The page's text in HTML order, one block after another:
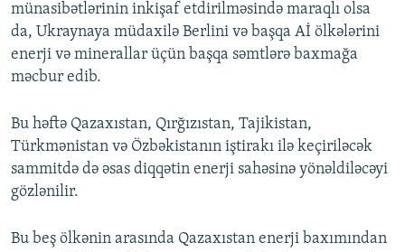
münasibətlərinin inkişaf etdirilməsində maraqlı olsa
da, Ukraynaya müdaxilə Berlini və başqa Aİ ölkələrini
enerji və minerallar üçün başqa səmtlərə baxmağa
məcbur edib.
Bu həftə Qazaxıstan, Qırğızıstan, Tajikistan,
Türkmənistan və Özbəkistanın iştirakı ilə keçiriləcək
sammitdə də əsas diqqətin enerji sahəsinə yönəldiləcəyi
gözlənilir.
Bu beş ölkənin arasında Qazaxıstan enerji baxımından